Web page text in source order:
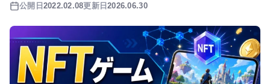
公開日 2022.02.08更新日2026.06.30